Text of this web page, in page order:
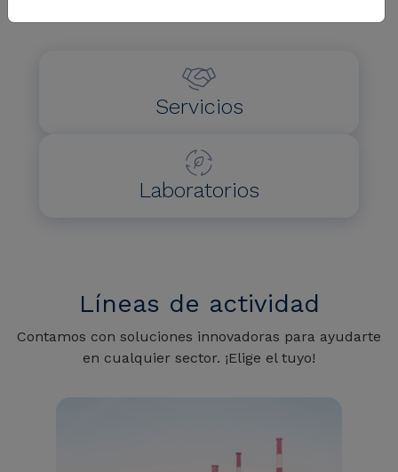
Servicios
Laboratorios
Líneas de actividad
Contamos con soluciones innovadoras para ayudarte
en cualquier sector. ¡Elige el tuyo!